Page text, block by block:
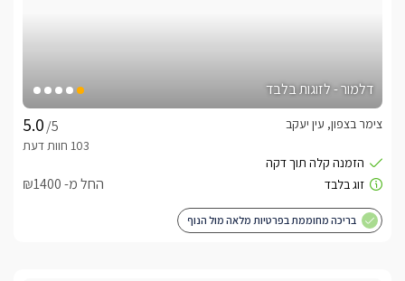
דלמור - לזוגות בלבד
/5
צימר בצפון, עין יעקב
החל מ- ₪1400
בריכה מחוממת בפרטיות מלאה מול הנוף